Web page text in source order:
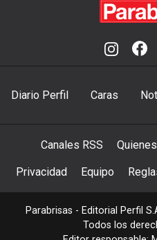
Diario Perfil Caras
Canales RSS
Privacidad Equipo
Parabrisas - Editorial Perfil
Todos los